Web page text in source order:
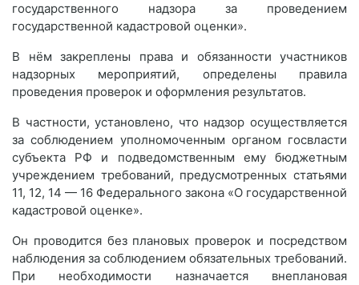
государственного надзора за проведением
государственной кадастровой оценки».
В нём закреплены права и обязанности участников
надзорных мероприятий, определены правила
проведения проверок и оформления результатов.
В частности, установлено, что надзор осуществляется
за соблюдением уполномоченным органом госвласти
субъекта РФ и подведомственным ему бюджетным
учреждением требований, предусмотренных статьями
11, 12, 14 — 16 Федерального закона «О государственной
кадастровой оценке».
Он проводится без плановых проверок и посредством
наблюдения за соблюдением обязательных требований.
При необходимости назначается внеплановая